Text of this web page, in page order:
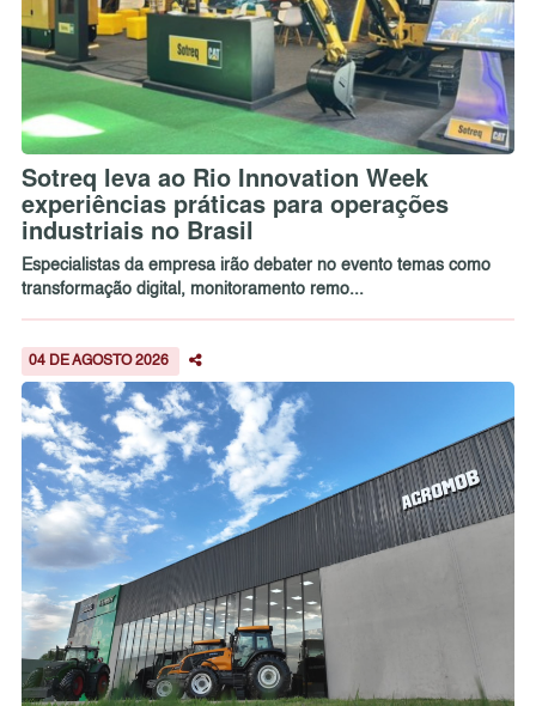
Sotreq leva ao Rio Innovation Week
experiências práticas para operações
industriais no Brasil
Especialistas da empresa irão debater no evento temas como
transformação digital, monitoramento remo...
04 DE AGOSTO 2026